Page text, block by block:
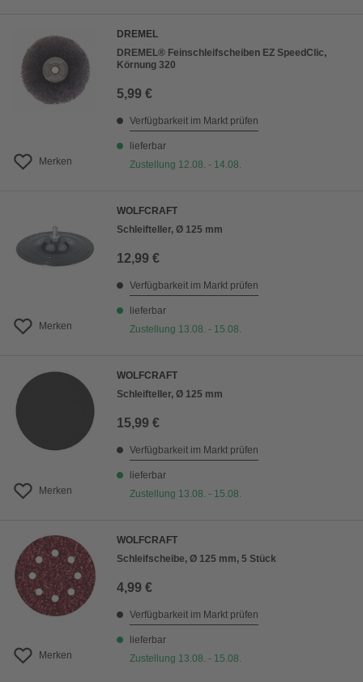
Merken
DREMEL
DREMEL® Feinschleifscheiben EZ SpeedClic,
Körnung 320
5,99 €
Verfügbarkeit im Markt prüfen
lieferbar
Zustellung 12.08. - 14.08.
Merken
WOLFCRAFT
Schleifteller, Ø 125 mm
12,99 €
Verfügbarkeit im Markt prüfen
lieferbar
Zustellung 13.08. - 15.08.
Merken
WOLFCRAFT
Schleifteller, Ø 125 mm
15,99 €
Verfügbarkeit im Markt prüfen
lieferbar
Zustellung 13.08. - 15.08.
Merken
WOLFCRAFT
Schleifscheibe, Ø 125 mm, 5 Stück
4,99 €
Verfügbarkeit im Markt prüfen
lieferbar
Zustellung 13.08. - 15.08.